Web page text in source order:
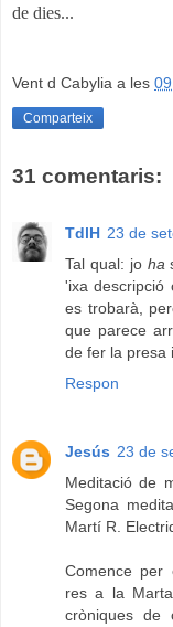
de dies...
Vent d Cabylia a les
Comparteix
31 comentaris:
TdlH 23 de
Tal qual: jo ha
'ixa descripció
es trobarà,
que parece
de fer la presa
Respon
Jesús 23 de
Meditació de
Segona
Martí R.
Comence per
res a la
cròniques de